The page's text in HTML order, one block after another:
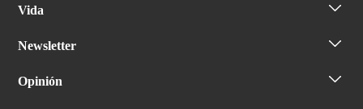
Vida
Newsletter
Opinión